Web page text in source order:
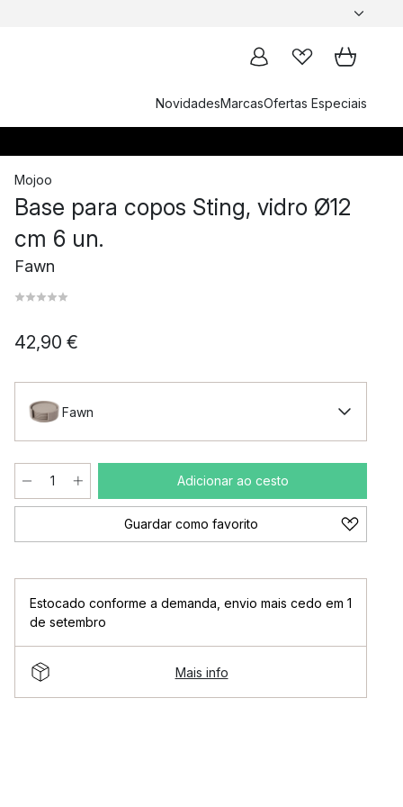
NovidadesMarcasOfertas Especiais
Mojoo
Base para copos Sting, vidro Ø12
cm 6 un.
Fawn
42,90 €
Fawn
Adicionar ao cesto
Guardar como favorito
Estocado conforme a demanda envio mais cedo em 1
de setembro
Mais info